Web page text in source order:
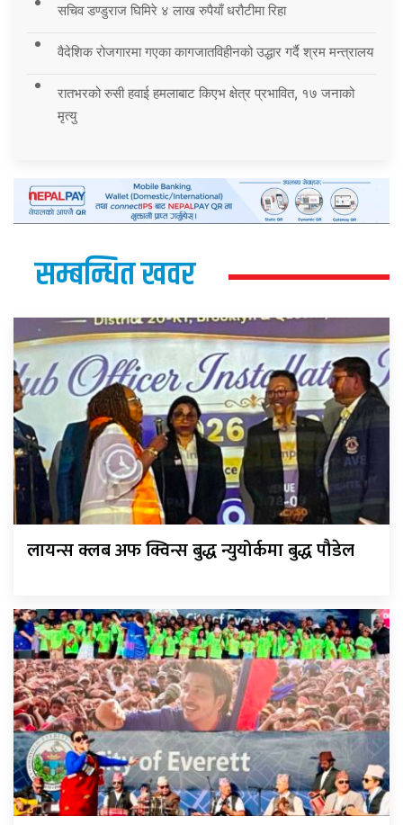
सचिव डण्डुराज घिमिरे ४ लाख रुपैयाँ धरौटीमा रिहा
वैदेशिक रोजगारमा गएका कागजातविहीनको उद्धार गर्दै श्रम मन्त्रालय
रातभरको रुसी हवाई हमलाबाट किएभ क्षेत्र प्रभावित, १७ जनाको
मृत्यु
सम्बन्धित खवर
लायन्स क्लब अफ क्विन्स बुद्ध न्युयोर्कमा बुद्ध पौडेल